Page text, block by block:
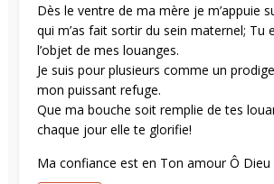
Dès le ventre de ma mère je m’appuie
qui m’as fait sortir du sein maternel; Tu
l’objet de mes louanges.
Je suis pour plusieurs comme un
mon puissant refuge.
Que ma bouche soit remplie de tes
chaque jour elle te glorifie!
Ma confiance est en Ton amour Ô Dieu